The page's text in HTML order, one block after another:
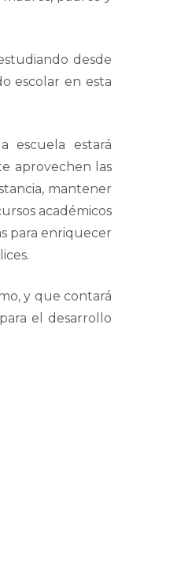
desde
escolar en esta
escuela estará
aprovechen las
mantener
académicos
para enriquecer
y que contará
el desarrollo